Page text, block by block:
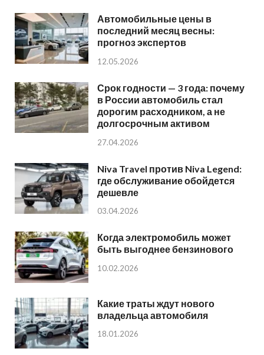
Автомобильные цены в
последний месяц весны:
прогноз экспертов
12.05.2026
Срок годности — 3 года: почему
в России автомобиль стал
дорогим расходником, а не
долгосрочным активом
27.04.2026
Niva Travel против Niva Legend:
где обслуживание обойдется
дешевле
03.04.2026
Когда электромобиль может
быть выгоднее бензинового
10.02.2026
Какие траты ждут нового
владельца автомобиля
18.01.2026